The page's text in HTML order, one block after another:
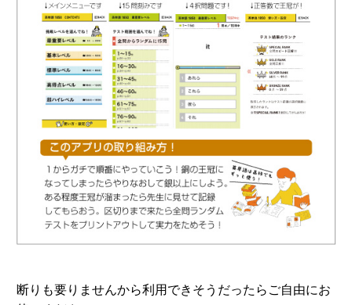
断りも要りませんから利用できそうだったらご自由にお